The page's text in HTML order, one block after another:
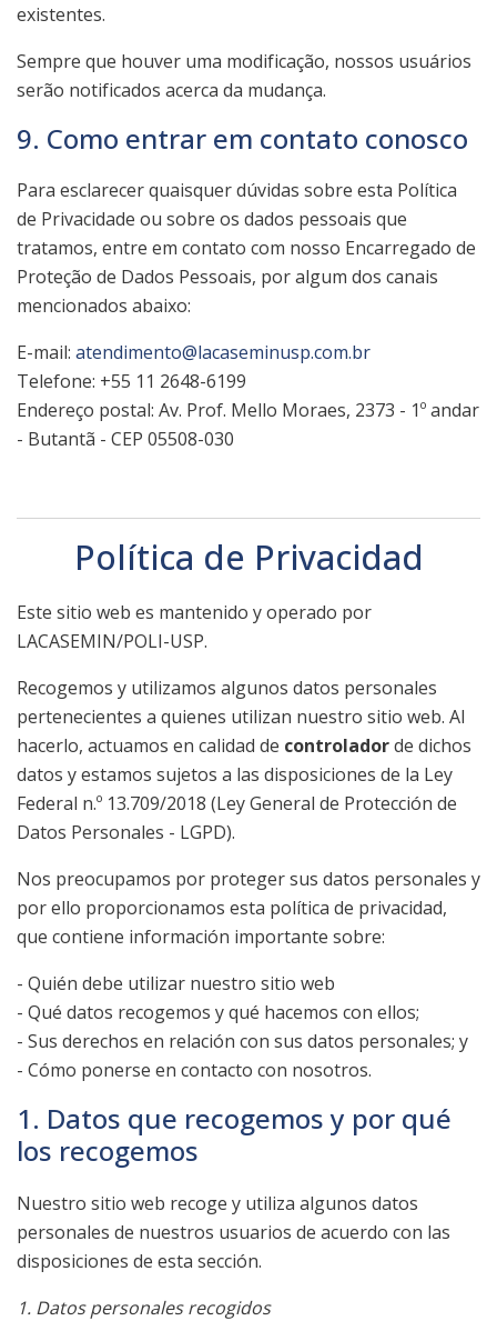
existentes.
Sempre que houver uma modificação, nossos usuários
serão notificados acerca da mudança.
9. Como entrar em contato conosco
Para esclarecer quaisquer dúvidas sobre esta Política
de Privacidade ou sobre os dados pessoais que
tratamos, entre em contato com nosso Encarregado de
Proteção de Dados Pessoais, por algum dos canais
mencionados abaixo:
E-mail: atendimento@lacaseminusp.com.br
Telefone: +55 11 2648-6199
Endereço postal: Av. Prof. Mello Moraes, 2373 - 1º andar
- Butantã - CEP 05508-030
Política de Privacidad
Este sitio web es mantenido y operado por
LACASEMIN/POLI-USP.
Recogemos y utilizamos algunos datos personales
pertenecientes a quienes utilizan nuestro sitio web. Al
hacerlo, actuamos en calidad de controladorde dichos
datos y estamos sujetos a las disposiciones de la Ley
Federal n.º 13.709/2018 (Ley General de Protección de
Datos Personales - LGPD).
Nos preocupamos por proteger sus datos personales y
por ello proporcionamos esta política de privacidad,
que contiene información importante sobre:
- Quién debe utilizar nuestro sitio web
- Qué datos recogemos y qué hacemos con ellos;
- Sus derechos en relación con sus datos personales; y
- Cómo ponerse en contacto con nosotros.
1. Datos que recogemos y por qué
los recogemos
Nuestro sitio web recoge y utiliza algunos datos
personales de nuestros usuarios de acuerdo con las
disposiciones de esta sección.
1. Datos personales recogidos